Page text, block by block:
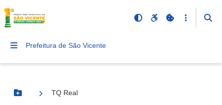
Prefeitura de São Vicente
Botão Menu
TQ Real